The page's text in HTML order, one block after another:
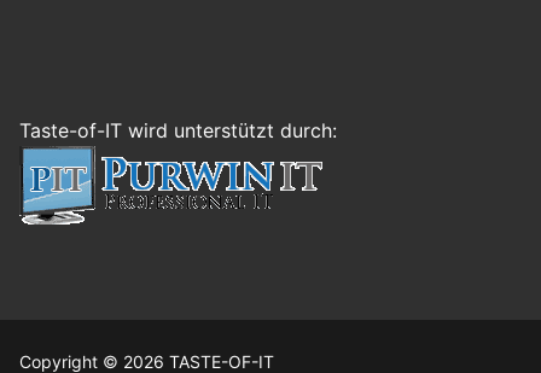
Taste-of-IT wird unterstützt durch:
Copyright © 2026 TASTE-OF-IT